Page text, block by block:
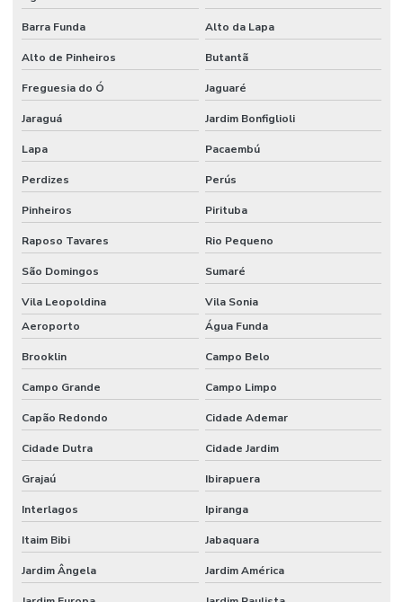
Serviço de flocagem
Tecido aveludado automotivo
Tecido flocado
Tecido flocado de nylon
Tecido floco de algodão
Tecido inflável de pvc
Tecido de pvc inflável
Tecido tule flocado
Tecido veludo
Tecido veludo automotivo comprar
Tecido veludo comprar
Tecido veludo flocado
Tecido veludo preço
Tecido veludo sintético
Veludo automotivo
Barra Funda Alto da Lapa
Alto de Pinheiros Butantã
Freguesia do Ó Jaguaré
Jaraguá Jardim Bonfiglioli
Lapa Pacaembú
Perdizes Perús
Pinheiros Pirituba
Raposo Tavares Rio Pequeno
São Domingos Sumaré
Vila Leopoldina
Vila Sonia
Aeroporto
Água Funda
Brooklin Campo Belo
Campo Grande Campo Limpo
Capão Redondo Cidade Ademar
Cidade Dutra Cidade Jardim
Grajaú Ibirapuera
Interlagos Ipiranga
Itaim Bibi Jabaquara
Jardim Ângela Jardim América